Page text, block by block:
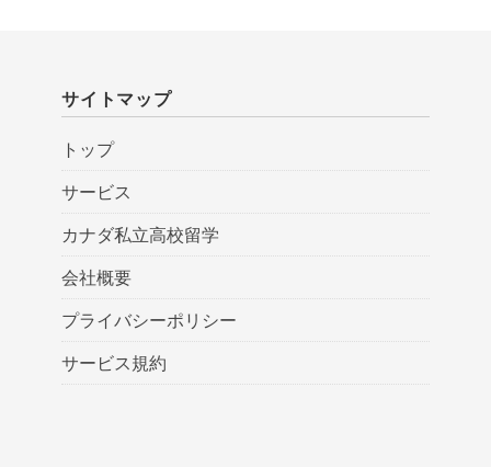
サイトマップ
トップ
サービス
カナダ私立高校留学
会社概要
プライバシーポリシー
サービス規約